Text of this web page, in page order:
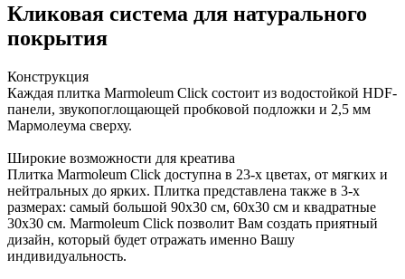
Кликовая система для натурального
покрытия
Конструкция
Каждая плитка Marmoleum Click состоит из водостойкой HDF-
панели, звукопоглощающей пробковой подложки и 2,5 мм
Мармолеума сверху.
Широкие возможности для креатива
Плитка Marmoleum Click доступна в 23-х цветах, от мягких и
нейтральных до ярких. Плитка представлена также в 3-х
размерах: самый большой 90х30 см, 60х30 см и квадратные
30х30 см. Marmoleum Click позволит Вам создать приятный
дизайн, который будет отражать именно Вашу
индивидуальность.